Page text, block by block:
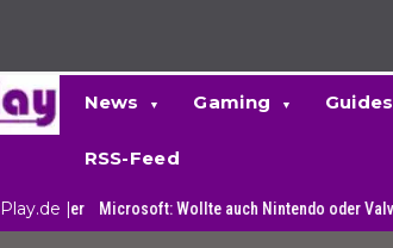
News
Gaming Guides
RSS-Feed
|
Microsoft: Wollte auch Nintendo oder Valve